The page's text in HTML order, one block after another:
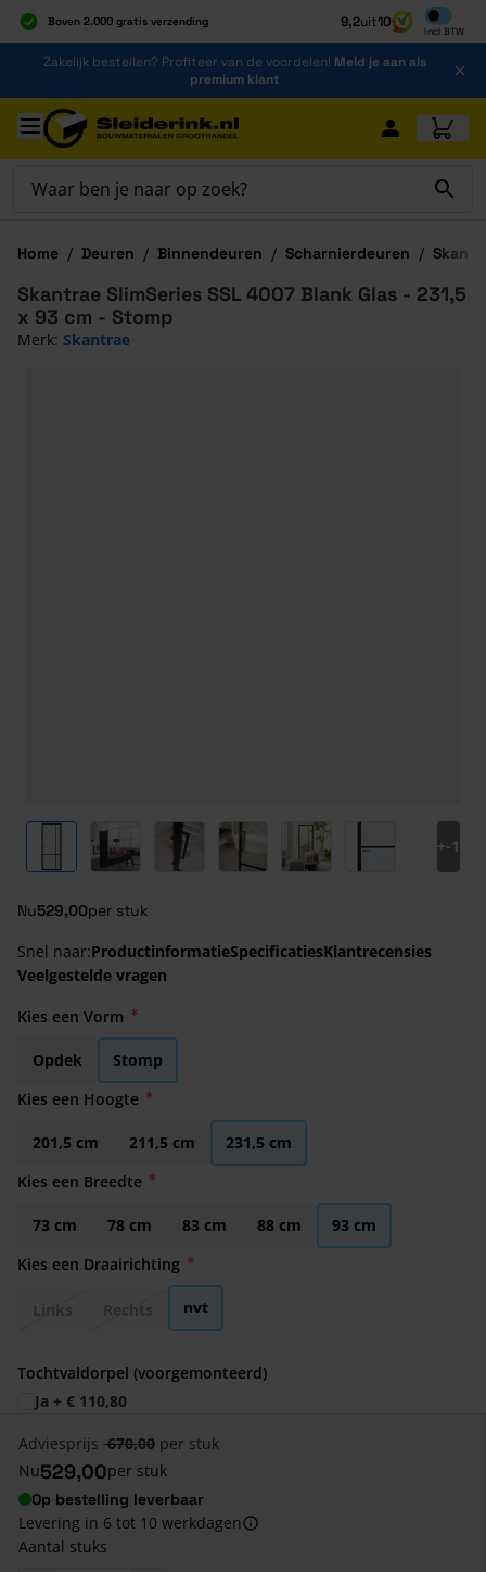
Boven 2.000 gratis verzending
Al 40 jaar dé specialist
Alles onder één dak
9,2uit10
Incl BTW
Inclusief
Ga naar de inhoud
Zakelijk bestellen? Profiteer van de voordelen! Meld je aan als
premium klant
Ga naar hoofdinhoud
Home / Deuren / Binnendeuren / Scharnierdeuren /
View larger imageView larger image
View larger image
View larger imageView larger image
+-1
Nu529,00per stuk
Skantrae SlimSeries SSL 4007 Blank Glas - 231,5
x 93 cm - Stomp
Merk: Skantrae
Snel naar:ProductinformatieSpecificatiesKlantrecensies
Veelgestelde vragen
Kies een Vorm
Opdek
Stomp
Kies een Hoogte
201,5 cm 211,5 cm
231,5 cm
Kies een Breedte
73 cm 78 cm 83 cm 88 cm
93 cm
Kies een Draairichting
nvt
Tochtvaldorpel (voorgemonteerd)
Ja + € 110,80
Adviesprijs 670,00 per stuk
Nu529,00per stuk
Op bestelling leverbaar
Levering in 6 tot 10 werkdagen
Aantal stuks